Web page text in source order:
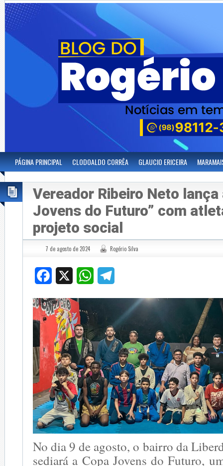
PÁGINA PRINCIPAL CLODOALDO CORRÊA GLAUCIO ERICEIRA
Vereador Ribeiro Neto lança
Jovens do Futuro” com
projeto social
7 de agosto de 2024 Rogério Silva
Facebook WhatsApp
No dia 9 de agosto, o bairro da
sediará a Copa Jovens do Futuro,